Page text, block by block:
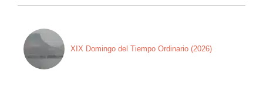
XIX Domingo del Tiempo Ordinario (2026)